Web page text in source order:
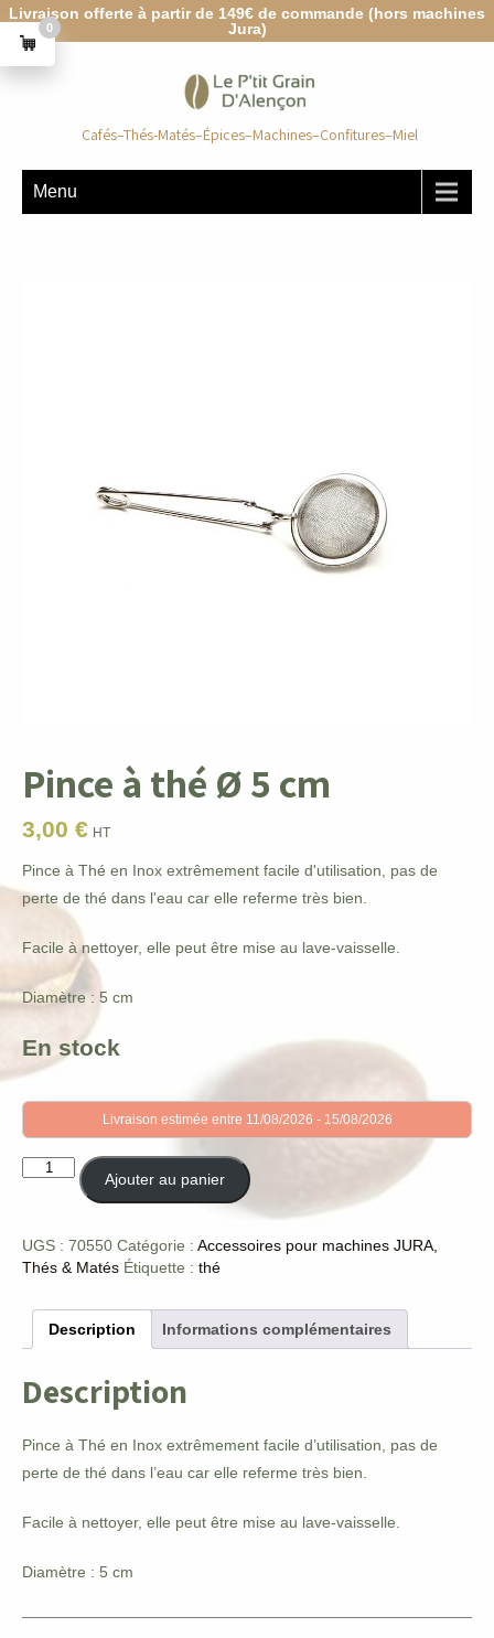
Livraison offerte à partir de 149€ de commande (hors machines
Jura)
Cafés–Thés-Matés–Épices–Machines–Confitures–Miel
Menu
Pince à thé Ø 5 cm
3,00 € HT
Pince à Thé en Inox extrêmement facile d'utilisation, pas de
perte de thé dans l'eau car elle referme très bien.
Facile à nettoyer, elle peut être mise au lave-vaisselle.
Diamètre : 5 cm
En stock
Livraison estimée entre 11/08/2026 - 15/08/2026
quantité
thé
Ø
Ajouter au panier
UGS : 70550 Catégorie : Accessoires pour machines JURA,
Thés & Matés Étiquette : thé
Description Informations complémentaires
Description
Pince à Thé en Inox extrêmement facile d’utilisation, pas de
perte de thé dans l’eau car elle referme très bien.
Facile à nettoyer, elle peut être mise au lave-vaisselle.
Diamètre : 5 cm
0